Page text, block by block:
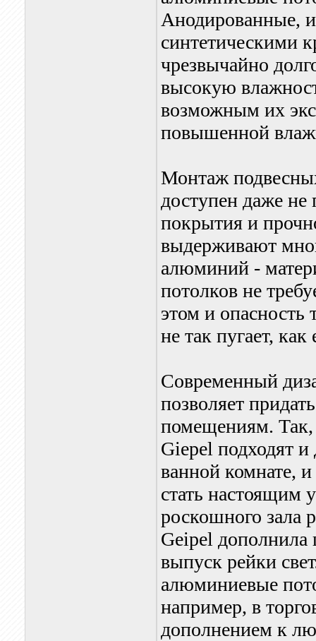
Анодированные,
синтетическими
чрезвычайно
высокую
возможным их
повышенной
Монтаж
доступен даже не
покрытия и
выдерживают
алюминий -
потолков не
этом и опасность
не так пугает,
Современный
позволяет
помещениям. Так,
Giepel подходят
ванной комнате,
стать настоящим
роскошного зала
Geipel дополнила
выпуск рейки
алюминиевые
например, в
дополнением к